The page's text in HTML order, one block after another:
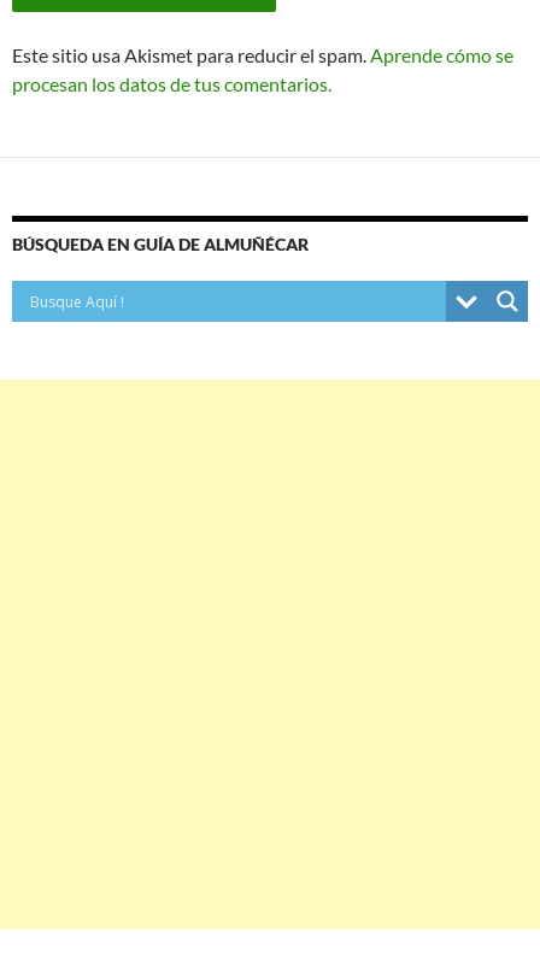
Este sitio usa Akismet para reducir el spam.Aprende cómo se
procesan los datos de tus comentarios.
BÚSQUEDA EN GUÍA DE ALMUÑÉCAR